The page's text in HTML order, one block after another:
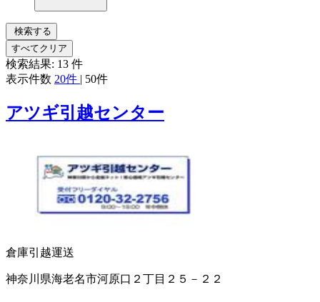
検索する
すべてクリア
検索結果: 13 件
表示件数 20件 | 50件
アツギ引越センター
倉庫引越運送
神奈川県海老名市河原口２丁目２５－２２